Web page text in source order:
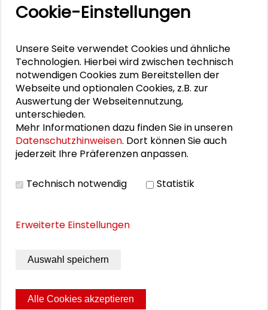
Schader-Festival 2026
25. Runder Tisch Wissenschaftsstadt Darmstadt
PERSONEN IM KONTEXT
Björn Egner
Alexander Gemeinhardt
Luise Spieker
Ursula Stein
Sybille Wegerich
Cookie-Einstellungen
Unsere Seite verwendet Cookies und ähnliche
Technologien. Hierbei wird zwischen technisch
notwendigen Cookies zum Bereitstellen der
Webseite und optionalen Cookies, z.B. zur
Auswertung der Webseitennutzung,
unterschieden.
Mehr Informationen dazu finden Sie in unseren
Datenschutzhinweisen. Dort können Sie auch
jederzeit Ihre Präferenzen anpassen.
Technisch notwendig Statistik
Erweiterte Einstellungen
Auswahl speichern
Alle Cookies akzeptieren